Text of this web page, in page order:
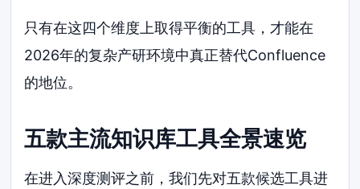
只有在这四个维度上取得平衡的工具，才能在
2026年的复杂产研环境中真正替代Confluence
的地位。
五款主流知识库工具全景速览
在进入深度测评之前，我们先对五款候选工具进